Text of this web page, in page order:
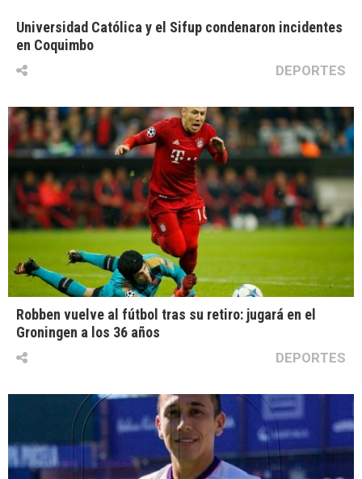
Universidad Católica y el Sifup condenaron incidentes
en Coquimbo
DEPORTES
Robben vuelve al fútbol tras su retiro: jugará en el
Groningen a los 36 años
DEPORTES